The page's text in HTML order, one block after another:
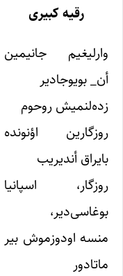
رقیه کبیری
وارلیغیم جانیمین
أن_ بویوجادیر
زده‌لنمیش روحوم
روزگارین اؤنونده
بایراق أندیریب
روزگار، اسپانیا
بوغاسی‌دیر،
منسه اودوزموش بیر
ماتادور